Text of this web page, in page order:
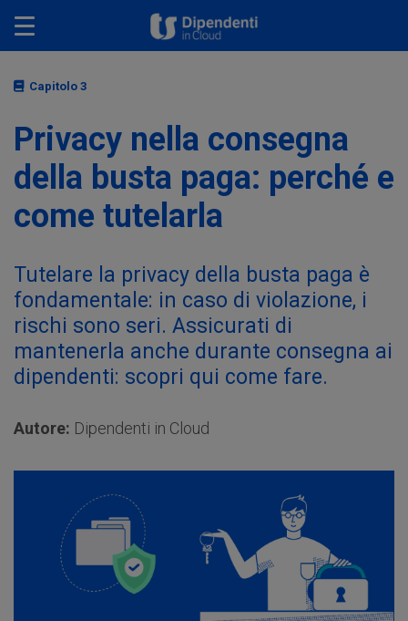
Toggle navigation
Capitolo 3
Privacy nella consegna
della busta paga: perché e
come tutelarla
Tutelare la privacy della busta paga è
fondamentale: in caso di violazione, i
rischi sono seri. Assicurati di
mantenerla anche durante consegna ai
dipendenti: scopri qui come fare.
Autore: Dipendenti in Cloud